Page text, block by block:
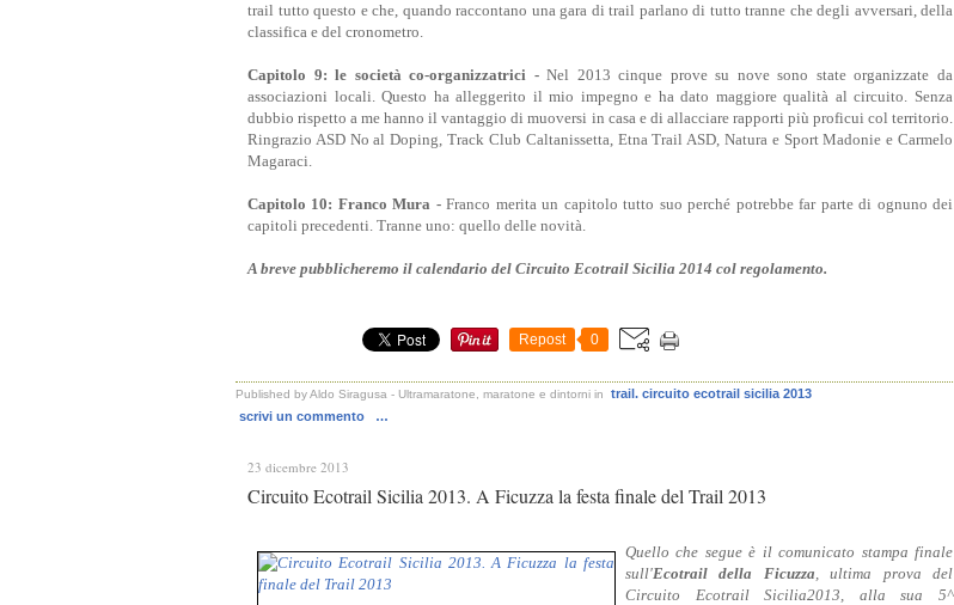
trail tutto questo e che, quando raccontano una gara di trail parlano di tutto tranne che degli avversari, della
classifica e del cronometro.
Capitolo 9: le società co-organizzatrici -Nel 2013 cinque prove su nove sono state organizzate da
associazioni locali. Questo ha alleggerito il mio impegno e ha dato maggiore qualità al circuito. Senza
dubbio rispetto a me hanno il vantaggio di muoversi in casa e di allacciare rapporti più proficui col territorio.
Ringrazio ASD No al Doping, Track Club Caltanissetta, Etna Trail ASD, Natura e Sport Madonie e Carmelo
Magaraci.
Capitolo 10: Franco Mura -Franco merita un capitolo tutto suo perché potrebbe far parte di ognuno dei
capitoli precedenti. Tranne uno: quello delle novità.
A breve pubblicheremo il calendario del Circuito Ecotrail Sicilia 2014 col regolamento.
Repost 0
Published by Aldo Siragusa - Ultramaratone, maratone e dintorni in
trail. circuito ecotrail sicilia 2013
scrivi un commento
…
23 dicembre 2013
Circuito Ecotrail Sicilia 2013. A Ficuzza la festa finale del Trail 2013
Quello che segue è il comunicato stampa finale
sull'Ecotrail della Ficuzza, ultima prova del
Circuito Ecotrail Sicilia2013, alla sua 5^